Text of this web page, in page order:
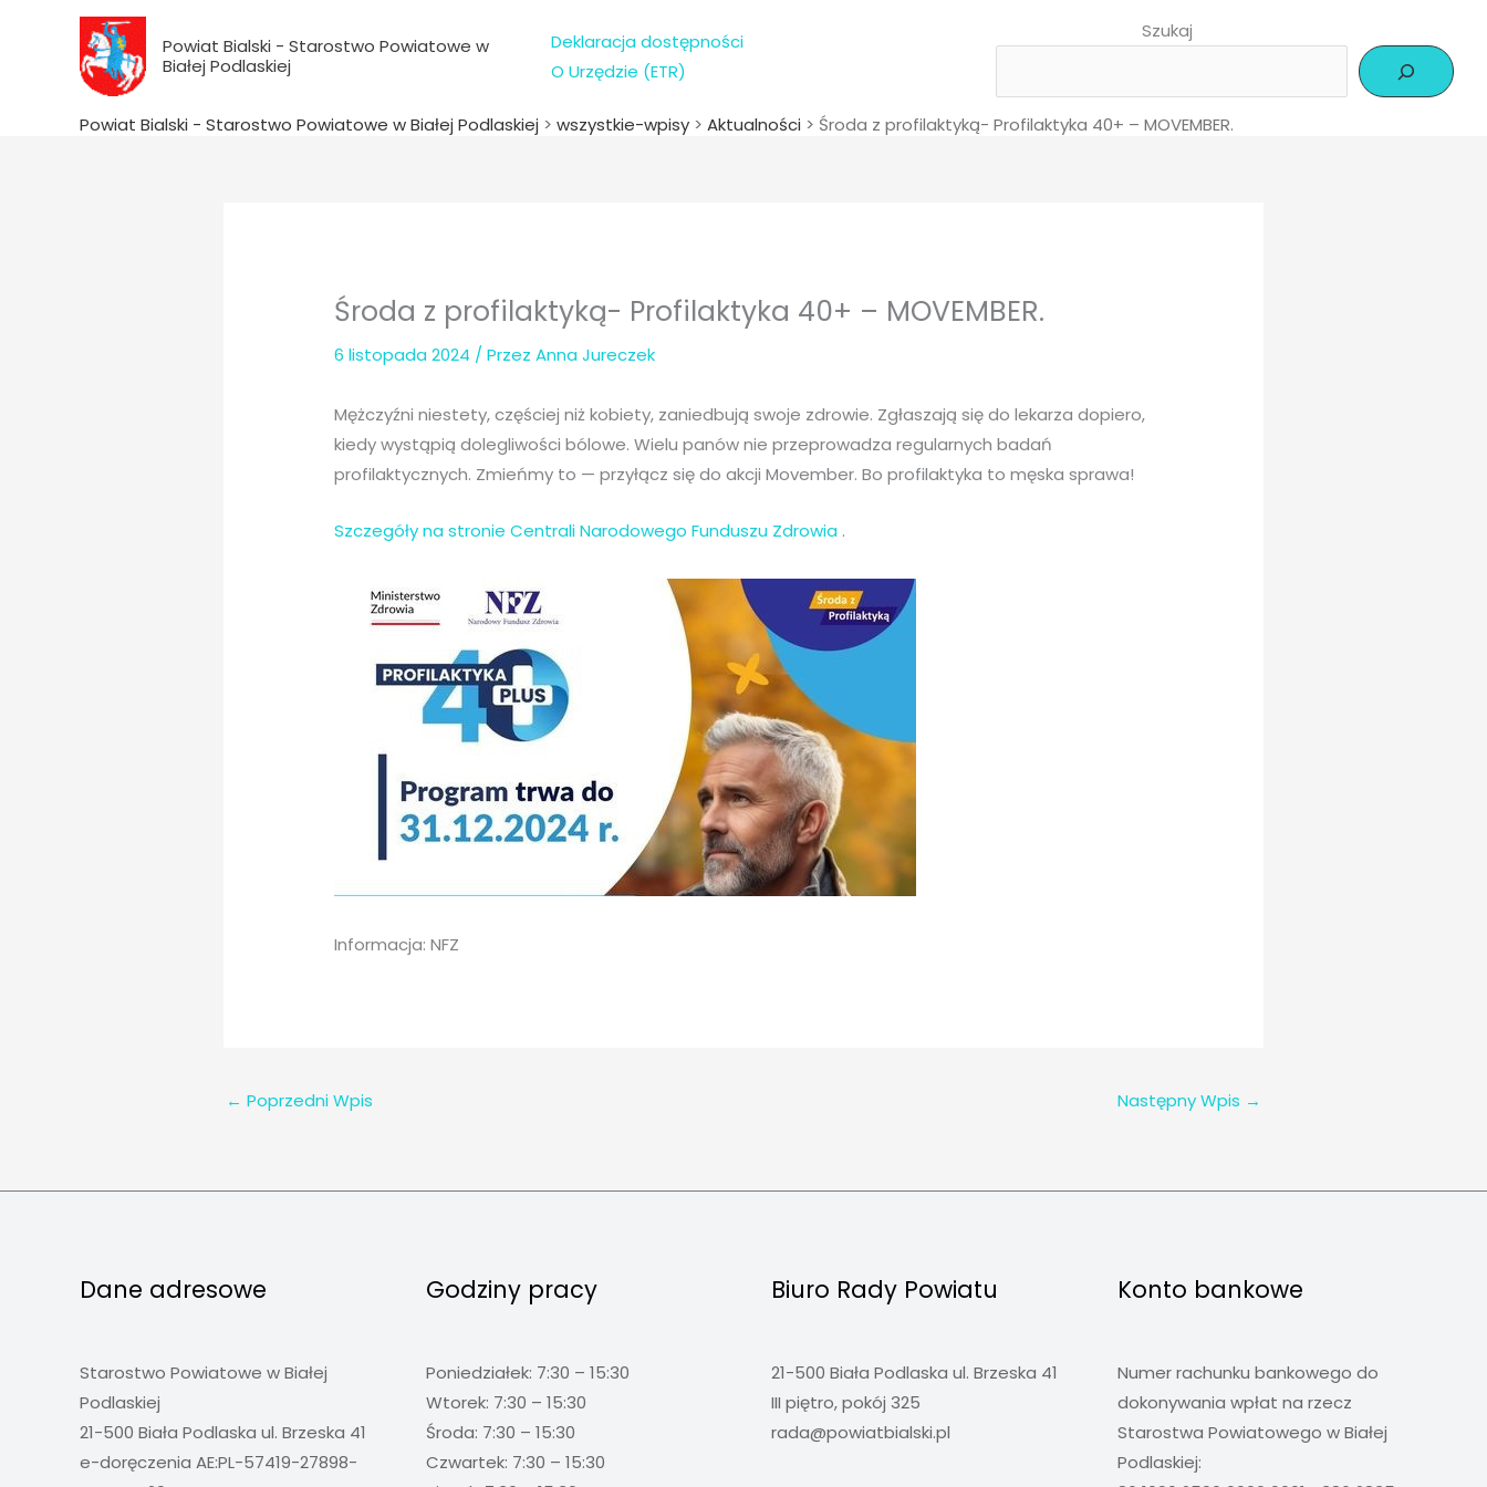
Powiat Bialski - Starostwo Powiatowe w
Białej Podlaskiej
Deklaracja dostępności
O Urzędzie (ETR)
Szukaj
Powiat Bialski - Starostwo Powiatowe w Białej Podlaskiej > wszystkie-wpisy > Aktualności > Środa z profilaktyką- Profilaktyka 40+ – MOVEMBER.
Środa z profilaktyką- Profilaktyka 40+ – MOVEMBER.
6 listopada 2024 / PrzezAnna Jureczek
Mężczyźni niestety, częściej niż kobiety, zaniedbują swoje zdrowie. Zgłaszają się do lekarza dopiero,
kiedy wystąpią dolegliwości bólowe. ​Wielu panów nie przeprowadza regularnych badań
profilaktycznych. Zmieńmy to — przyłącz się do akcji Movember. Bo profilaktyka to męska sprawa!
Szczegóły na stronie Centrali Narodowego Funduszu Zdrowia .
Informacja: NFZ
← Poprzedni Wpis Następny Wpis →
Dane adresowe
Starostwo Powiatowe w Białej
Podlaskiej
21-500 Biała Podlaska ul. Brzeska 41
e-doręczenia AE:PL-57419-27898-
Godziny pracy
Poniedziałek: 7:30 – 15:30
Wtorek: 7:30 – 15:30
Środa: 7:30 – 15:30
Czwartek: 7:30 – 15:30
Biuro Rady Powiatu
21-500 Biała Podlaska ul. Brzeska 41
III piętro, pokój 325
rada@powiatbialski.pl
Konto bankowe
Numer rachunku bankowego do
dokonywania wpłat na rzecz
Starostwa Powiatowego w Białej
Podlaskiej: